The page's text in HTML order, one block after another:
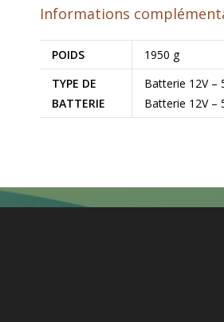
Informations
POIDS
1950 g
TYPE DE
BATTERIE
Batterie 12V –
Batterie 12V –